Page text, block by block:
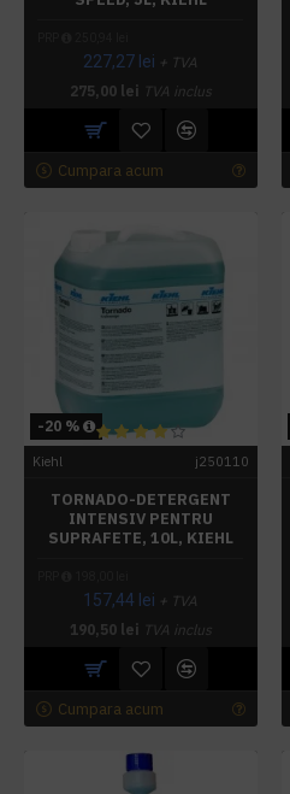
227,27 lei + TVA
275,00 lei TVA inclus
Cumpara acum
-20 %
Kiehl j250110
TORNADO-DETERGENT
INTENSIV PENTRU
SUPRAFETE, 10L, KIEHL
157,44 lei + TVA
190,50 lei TVA inclus
Cumpara acum